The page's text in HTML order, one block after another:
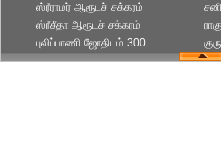
ஸ்ரீராமர் ஆரூடச் சக்கரம்
ஸ்ரீசீதா ஆரூடச் சக்கரம்
புலிப்பாணி ஜோதிடம் 300